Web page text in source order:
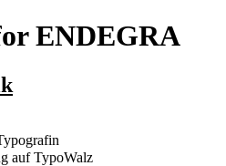
ENDEGRA
auf TypoWalz